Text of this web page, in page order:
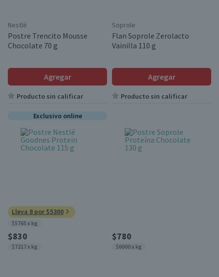
Nestlé
Postre Trencito Mousse
Chocolate 70 g
Agregar
Producto sin calificar
Soprole
Flan Soprole Zerolacto
Vainilla 110 g
Agregar
Producto sin calificar
Exclusivo online
Lleva 8 por $5300
$5765 x kg
$830
$7217 x kg
$780
$6000 x kg